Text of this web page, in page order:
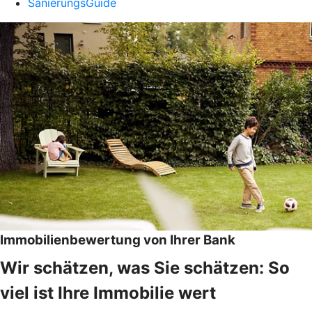
SanierungsGuide
Immobilienbewertung von Ihrer Bank
Wir schätzen, was Sie schätzen: So
viel ist Ihre Immobilie wert